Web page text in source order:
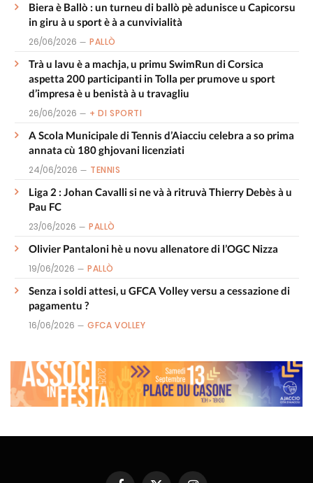
Biera è Ballò : un turneu di ballò pè adunisce u Capicorsu
in giru à u sport è à a cunvivialità
26/06/2026 PALLÒ
Trà u lavu è a machja, u primu SwimRun di Corsica
aspetta 200 participanti in Tolla per prumove u sport
d’impresa è u benistà à u travagliu
26/06/2026 + DI SPORTI
A Scola Municipale di Tennis d’Aiacciu celebra a so prima
annata cù 180 ghjovani licenziati
24/06/2026 TENNIS
Liga 2 : Johan Cavalli si ne và à ritruvà Thierry Debès à u
Pau FC
23/06/2026 PALLÒ
Olivier Pantaloni hè u novu allenatore di l’OGC Nizza
19/06/2026 PALLÒ
Senza i soldi attesi, u GFCA Volley versu a cessazione di
pagamentu ?
16/06/2026 GFCA VOLLEY